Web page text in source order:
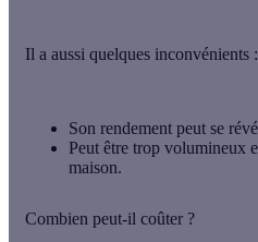
Il a aussi quelques inconvénients :
Son rendement peut se
Peut être trop volumineux
maison.
Combien peut-il coûter ?